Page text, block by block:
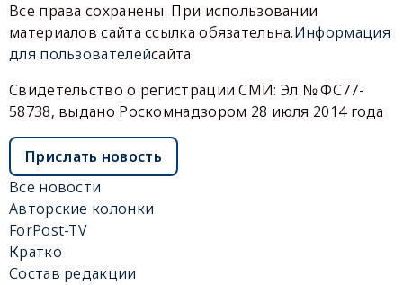
Все права сохранены. При использовании
материалов сайта ссылка обязательна.Информация
для пользователейсайта
Свидетельство о регистрации СМИ: Эл № ФС77-
58738, выдано Роскомнадзором 28 июля 2014 года
Прислать новость
Все новости
Авторские колонки
ForPost-TV
Кратко
Состав редакции